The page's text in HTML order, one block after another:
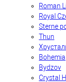
Roman
Royal
Sterne
Thun
Bohemia
Bydzov
Crystal